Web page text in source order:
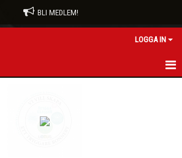
BLI MEDLEM!
LOGGA IN